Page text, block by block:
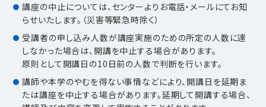
講座の中止については、センターよりお電話・メールにてお知
らせいたします。（災害等緊急時除く）
受講者の申し込み人数が講座実施のための所定の人数に達
しなかった場合は、開講を中止する場合があります。
原則として開講日の10日前の人数で判断を行います。
講師や本学のやむを得ない事情などにより、開講日を延期ま
たは講座を中止する場合があります。延期して開講する場合、